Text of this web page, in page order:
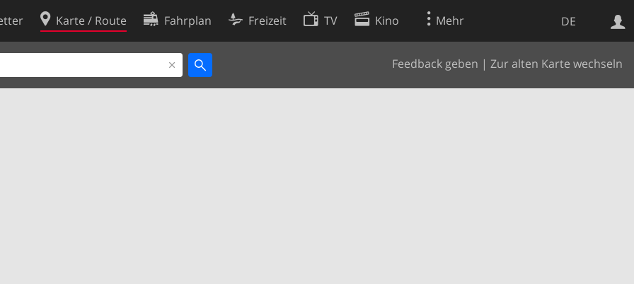
DE
Karte / Route Fahrplan Freizeit TV Kino Mehr
Feedback geben | Zur alten Karte wechseln
Websuche
Cookie-Richtlinie
Cookie-Einstellungen